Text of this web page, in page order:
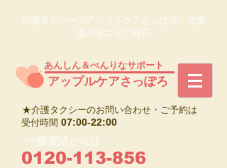
介護タクシーのアップルケアさっぽろ 北海
道内全エリア対応
​アップルケアさっぽろ
あんしん＆べんりなサポート
★介護タクシーのお問い合わせ・ご予約は
受付時間 07:00-22:00
0120-113-856
一般電話からは